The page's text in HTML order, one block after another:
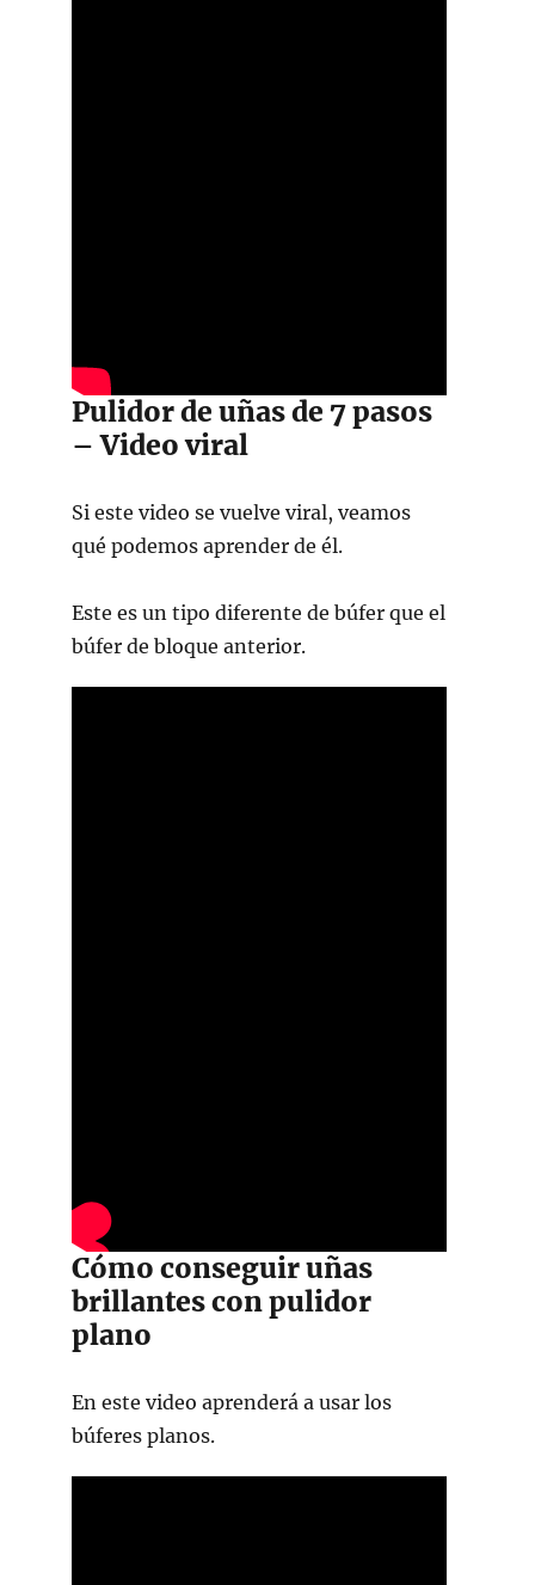
Pulidor de uñas de 7 pasos
– Video viral
Si este video se vuelve viral, veamos
qué podemos aprender de él.
Este es un tipo diferente de búfer que el
búfer de bloque anterior.
Cómo conseguir uñas
brillantes con pulidor
plano
En este video aprenderá a usar los
búferes planos.